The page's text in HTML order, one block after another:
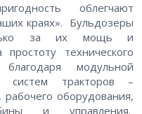
облегчают
краях». Бульдозеры
за их мощь и
технического
модульной
систем тракторов –
оборудования,
и управления.